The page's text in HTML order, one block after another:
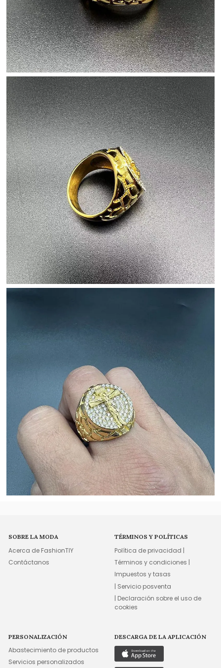
SOBRE LA MODA
Acerca de FashionTIY
Contáctanos
TÉRMINOS Y POLÍTICAS
Política de privacidad |
Términos y condiciones |
Impuestos y tasas
| Servicio posventa
| Declaración sobre el uso de
cookies
PERSONALIZACIÓN
Abastecimiento de productos
Servicios personalizados
DESCARGA DE LA APLICACIÓN